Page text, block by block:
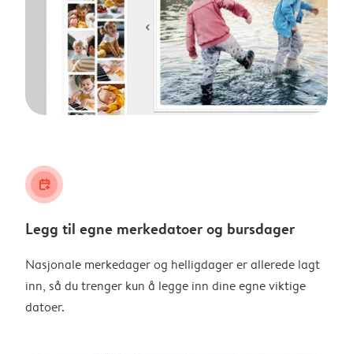
calendar_plus
Legg til egne merkedatoer og bursdager
Nasjonale merkedager og helligdager er allerede lagt
inn, så du trenger kun å legge inn dine egne viktige
datoer.